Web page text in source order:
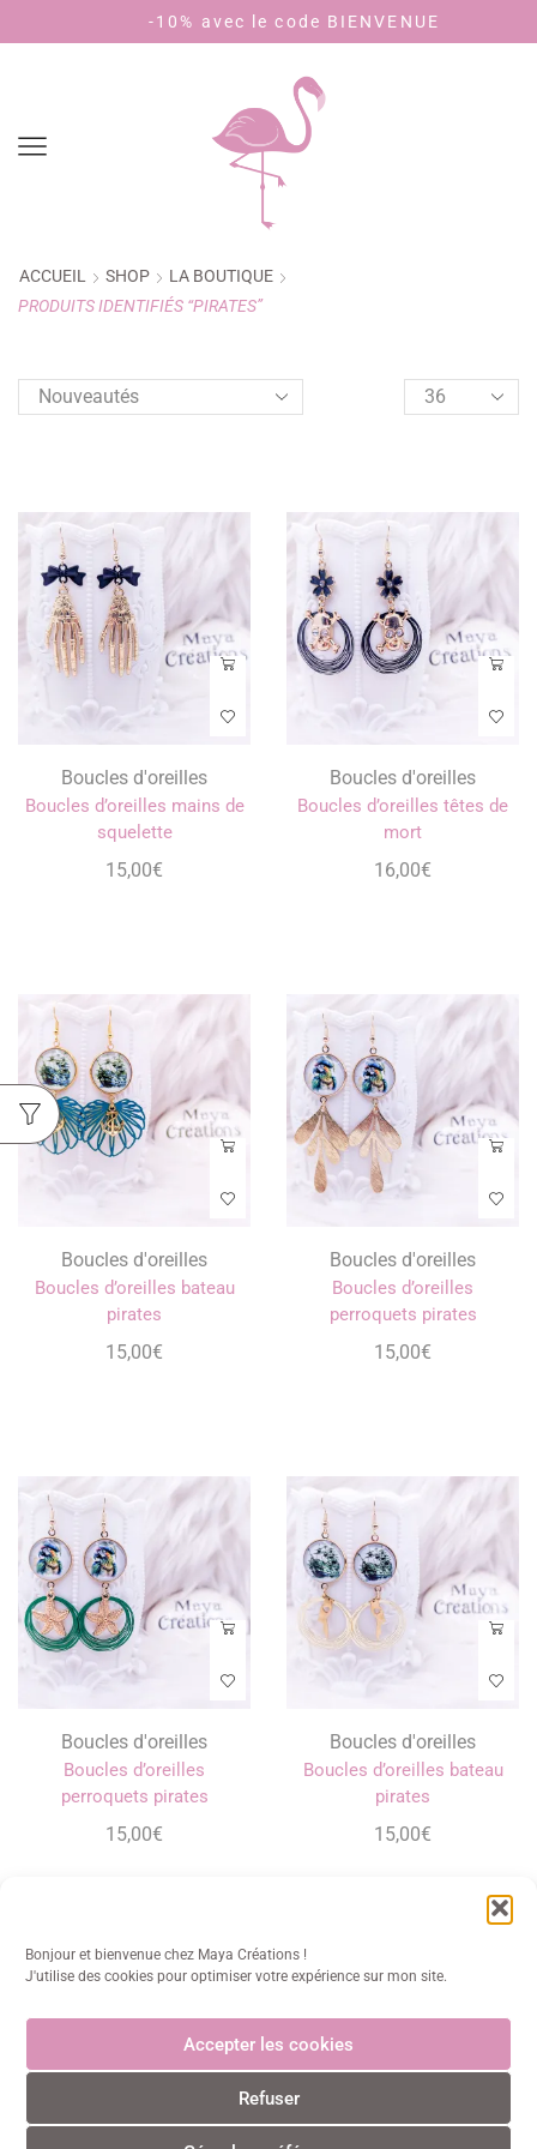
Bonjour et bienvenue chez Maya Créations !
J'utilise des cookies pour optimiser votre expérience sur mon site.
Accepter les cookies
Refuser
-10% avec le code BIENVENUE
ACCUEIL SHOP
LA BOUTIQUE
PRODUITS IDENTIFIÉS “PIRATES”
Boucles d'oreilles
Boucles d’oreilles mains de
squelette
15,00€
Boucles d'oreilles
Boucles d’oreilles têtes de
mort
16,00€
Boucles d'oreilles
Boucles d’oreilles bateau
pirates
15,00€
Boucles d'oreilles
Boucles d’oreilles
perroquets pirates
15,00€
Boucles d'oreilles
Boucles d’oreilles
perroquets pirates
15,00€
Boucles d'oreilles
Boucles d’oreilles bateau
pirates
15,00€
Maya Créations
info@mayacreations.fr CGU•CGV•Politique de confidentialité•Politique des